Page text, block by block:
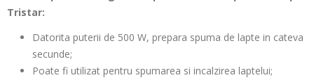
Tristar:
Datorita puterii de 500 W, prepara spuma de lapte in cateva
secunde;
Poate fi utilizat pentru spumarea si incalzirea laptelui;